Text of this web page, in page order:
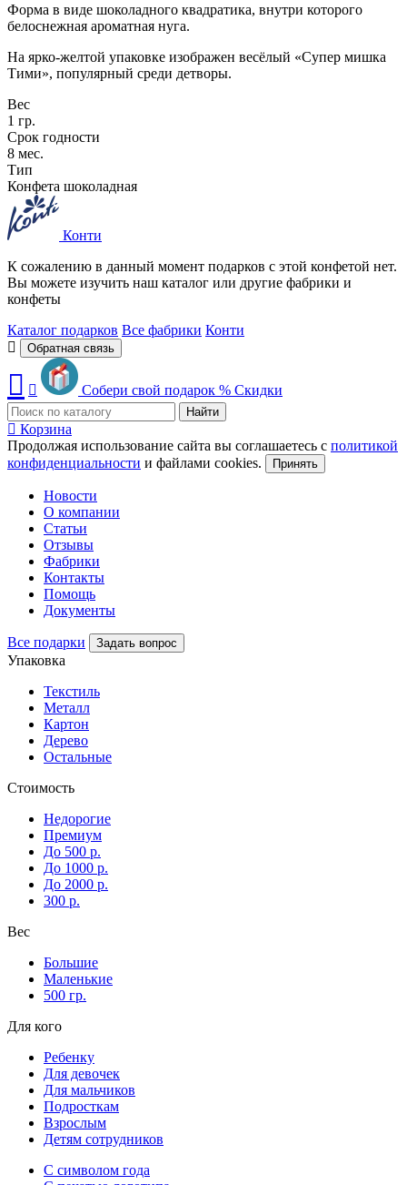
Форма в виде шоколадного квадратика, внутри которого
белоснежная ароматная нуга.
На ярко-желтой упаковке изображен весёлый «Супер мишка
Тими», популярный среди детворы.
Вес
1 гр.
Срок годности
8 мес.
Тип
Конфета шоколадная
Конти
К сожалению в данный момент подарков с этой конфетой нет.
Вы можете изучить наш каталог или другие фабрики и
конфеты
Каталог подарков Все фабрики Конти
Обратная связь
Собери свой подарок % Скидки
Найти
Корзина
Продолжая использование сайта вы соглашаетесь с политикой
конфиденциальности и файлами cookies. Принять
Новости
О компании
Статьи
Отзывы
Фабрики
Контакты
Помощь
Документы
Все подарки Задать вопрос
Упаковка
Текстиль
Металл
Картон
Дерево
Остальные
Стоимость
Недорогие
Премиум
До 500 р.
До 1000 р.
До 2000 р.
300 р.
Вес
Большие
Маленькие
500 гр.
Для кого
Ребенку
Для девочек
Для мальчиков
Подросткам
Взрослым
Детям сотрудников
С символом года